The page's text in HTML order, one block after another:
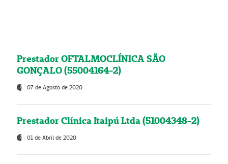
Prestador OFTALMOCLÍNICA SÃO
GONÇALO (55004164-2)
07 de Agosto de 2020
Prestador Clínica Itaipú Ltda (51004348-2)
01 de Abril de 2020